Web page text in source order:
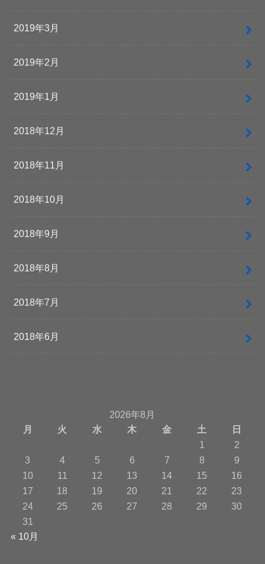
2019年3月
2019年2月
2019年1月
2018年12月
2018年11月
2018年10月
2018年9月
2018年8月
2018年7月
2018年6月
2026年8月
月
火 水 木 金 土
日
1
2
3
4 5 6 7 8
9
10
11 12 13 14 15
16
17
18 19 20 21 22
23
24
25 26 27 28 29
30
31
« 10月